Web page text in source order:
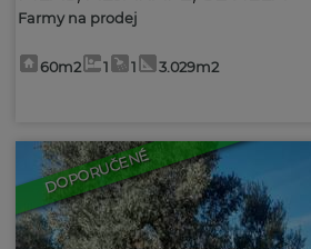
Farmy na prodej
60m2 1 1 3.029m2
DOPORUČENÉ